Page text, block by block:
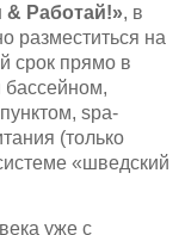
Работай!», в
разместиться на
срок прямо в
spa-
(только
«шведский
уже с